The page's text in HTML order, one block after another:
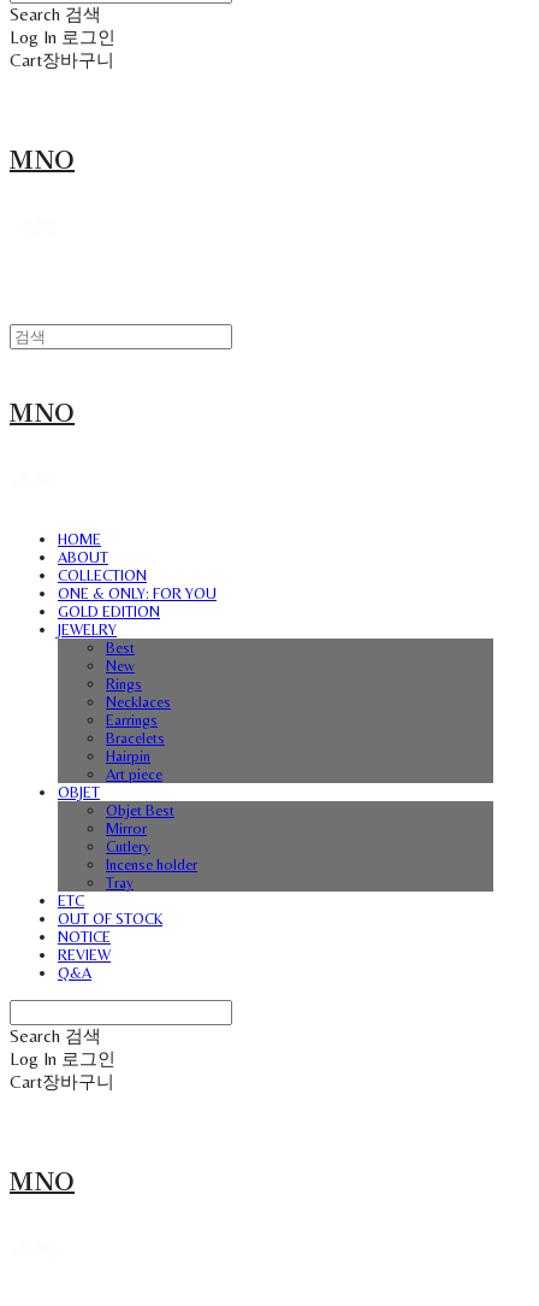
Search 검색
Log In 로그인
Cart장바구니
MNO
MNO
HOME
ABOUT
COLLECTION
ONE & ONLY: FOR YOU
GOLD EDITION
JEWELRY
Best
New
Rings
Necklaces
Earrings
Bracelets
Hairpin
Art piece
OBJET
Objet Best
Mirror
Cutlery
Incense holder
Tray
ETC
OUT OF STOCK
NOTICE
REVIEW
Q&A
Search 검색
Log In 로그인
Cart장바구니
MNO